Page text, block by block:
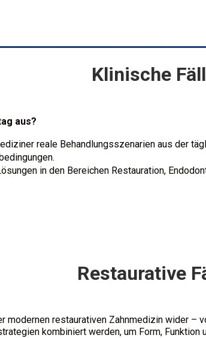
Klinische
aus?
reale Behandlungsszenarien aus der
in den Bereichen Restauration,
Restaurative
restaurativen Zahnmedizin wider –
kombiniert werden, um Form,